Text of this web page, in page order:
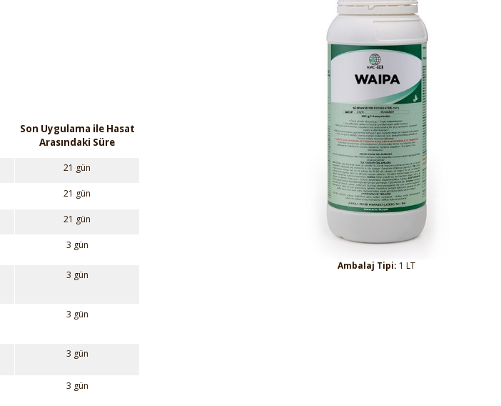
Ambalaj Tipi: 1 LT
Son Uygulama ile Hasat
Arasındaki Süre
21 gün
21 gün
21 gün
3 gün
3 gün
3 gün
3 gün
3 gün